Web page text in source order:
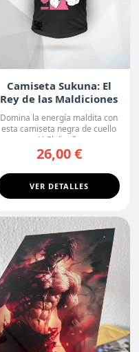
Camiseta Sukuna: El
Rey de las Maldiciones
Domina la energía maldita con
esta camiseta negra de cuello
en V. El diseño r...
26,00 €
VER DETALLES